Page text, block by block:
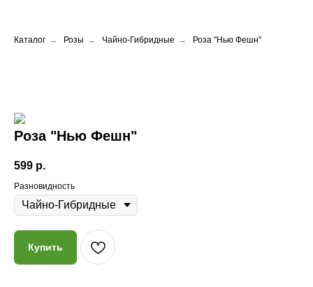
Каталог → Розы → Чайно-Гибридные → Роза "Нью Фешн"
Роза "Нью Фешн"
599 р.
Разновидность
Купить